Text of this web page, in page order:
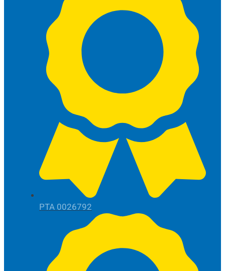
РТА 0026792